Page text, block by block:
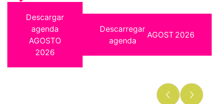
Descargar
agenda
AGOSTO
2026
Descarregar
agenda
AGOST 2026